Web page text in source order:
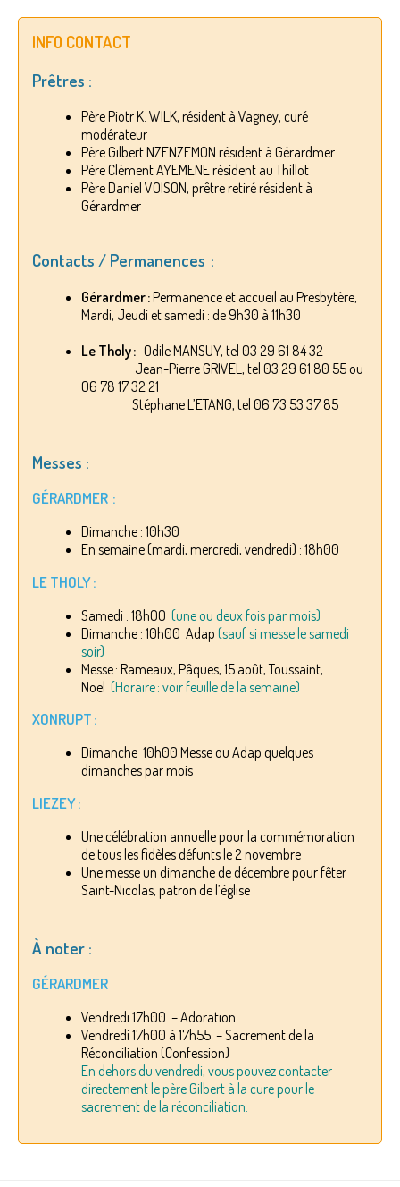
INFO CONTACT
Prêtres :
Père Piotr K. WILK, résident à Vagney, curé
modérateur
Père Gilbert NZENZEMON résident à Gérardmer
Père Clément AYEMENE résident au Thillot
Père Daniel VOISON, prêtre retiré résident à
Gérardmer
Contacts / Permanences :
Gérardmer :Permanence et accueil au Presbytère,
Mardi, Jeudi et samedi : de 9h30 à 11h30
Le Tholy : Odile MANSUY, tel 03 29 61 84 32
Jean-Pierre GRIVEL, tel 03 29 61 80 55 ou
06 78 17 32 21
Stéphane L’ETANG, tel 06 73 53 37 85
Messes :
GÉRARDMER :
Dimanche : 10h30
En semaine (mardi, mercredi, vendredi) : 18h00
LE THOLY :
Samedi : 18h00 (une ou deux fois par mois)
Dimanche : 10h00 Adap (sauf si messe le samedi
soir)
Messe : Rameaux, Pâques, 15 août, Toussaint,
Noël (Horaire : voir feuille de la semaine)
XONRUPT :
Dimanche 10h00 Messe ou Adap quelques
dimanches par mois
LIEZEY :
Une célébration annuelle pour la commémoration
de tous les fidèles défunts le 2 novembre
Une messe un dimanche de décembre pour fêter
Saint-Nicolas, patron de l’église
À noter :
GÉRARDMER
Vendredi 17h00 – Adoration
Vendredi 17h00 à 17h55 – Sacrement de la
Réconciliation (Confession)
En dehors du vendredi, vous pouvez contacter
directement le père Gilbert à la cure pour le
sacrement de la réconciliation.